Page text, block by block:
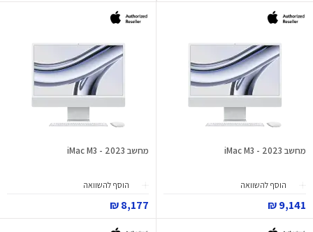
מחשב iMac M3 - 2023
הוסף להשוואה
9,141 ₪
מחשב iMac M3 - 2023
הוסף להשוואה
8,177 ₪